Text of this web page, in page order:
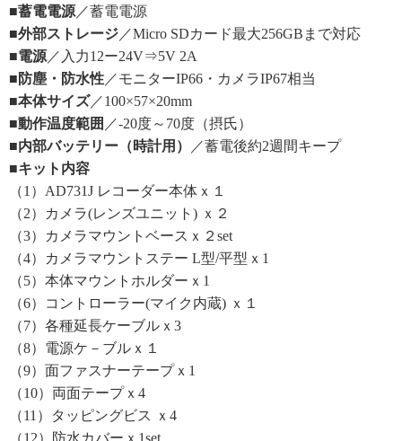
■蓄電電源 ／蓄電電源
■外部ストレージ ／Micro SDカード最大256GBまで対応
■電源 ／入力12ー24V⇒5V 2A
■防塵・防水性 ／モニターIP66・カメラIP67相当
■本体サイズ／100×57×20mm
■動作温度範囲 ／-20度～70度（摂氏）
■内部バッテリー（時計用）
／蓄電後約2週間キープ
■キット内容
（1）AD731J レコーダー本体ｘ１
（2）カメラ(レンズユニット) ｘ２
（3）カメラマウントベースｘ２set
（4）カメラマウントステー L型/平型ｘ1
（5）本体マウントホルダーｘ1
（6）コントローラー(マイク内蔵) ｘ１
（7）各種延長ケーブルｘ3
（8）電源ケ－ブルｘ１
（9）面ファスナーテープｘ1
（10）両面テープｘ4
（11）タッピングビス ｘ4
（12）防水カバーｘ1set